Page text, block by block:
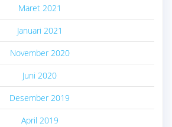
Maret 2021
Januari 2021
November 2020
Juni 2020
Desember 2019
April 2019